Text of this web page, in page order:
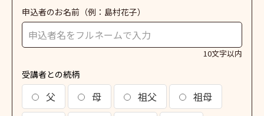
申込者のお名前 （例：島村花子）
10文字以内
受講者との続柄
父 母 祖父
祖母